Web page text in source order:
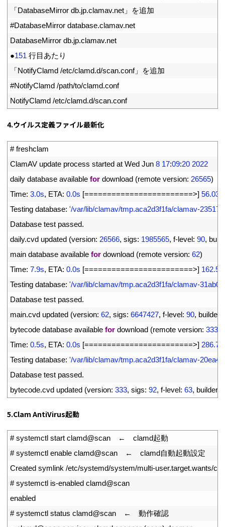
「DatabaseMirror db.jp.clamav.net 」を追加
#DatabaseMirror database.clamav.net
DatabaseMirror db.jp.clamav.net
●151 行目あたり
「NotifyClamd /etc/clamd.d/scan.conf」を追加
#NotifyClamd /path/to/clamd.conf
NotifyClamd /etc/clamd.d/scan.conf
4.ウイルス定義ファイル最新化
# freshclam
ClamAV update process started at Wed Jun 8 17:09:20 2022
daily database available for download (remote version: 26565)
Time: 3.0s, ETA: 0.0s [========================>]
Testing database: '/var/lib/clamav/tmp.aca2d3f1fa/clamav-
Database test passed.
daily.cvd updated (version: 26566, sigs: 1985565, f-level: 90,
main database available for download (remote version: 62)
Time: 7.9s, ETA: 0.0s [========================>]
Testing database: '/var/lib/clamav/tmp.aca2d3f1fa/clamav-
Database test passed.
main.cvd updated (version: 62, sigs: 6647427, f-level: 90, builder
bytecode database available for download (remote version: 333
Time: 0.5s, ETA: 0.0s [========================>]
Testing database: '/var/lib/clamav/tmp.aca2d3f1fa/clamav-
Database test passed.
bytecode.cvd updated (version: 333, sigs: 92, f-level: 63, builder
5.Clam AntiVirus起動
# systemctl start clamd@scan　←　clamd起動
# systemctl enable clamd@scan　←　clamd自動起動設定
Created symlink /etc/systemd/system/multi-user.target.wants/
# systemctl is-enabled clamd@scan
enabled
# systemctl status clamd@scan　←　動作確認